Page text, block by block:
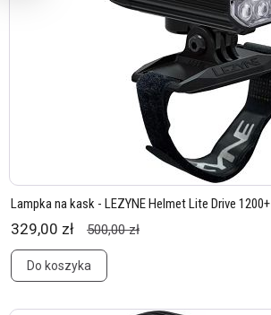
Lampka na kask - LEZYNE Helmet Lite Drive 1200+
329,00 zł 500,00 zł
Do koszyka